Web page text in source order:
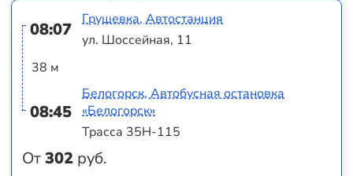
08:07
38 м
08:45
От302 руб.
Грушевка, Автостанция
ул. Шоссейная, 11
Белогорск, Автобусная остановка
«Белогорск»
Трасса 35Н-115